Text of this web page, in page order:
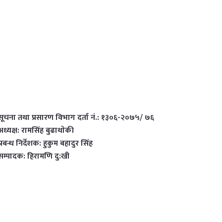
तथा प्रसारण विभाग दर्ता नं.: १३०६-२०७५/ ७६
रामसिंह बुढाथाेकी
निर्देशक: हुकुम बहादुर सिंह
हिरामणि दु:खी